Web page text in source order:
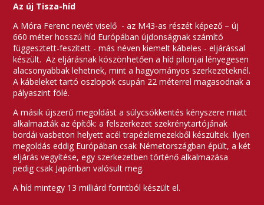
Az új Tisza-híd
A Móra Ferenc nevét viselő - az M43-as részét képező – új
660 méter hosszú híd Európában újdonságnak számító
függesztett-feszített - más néven kiemelt kábeles - eljárással
készült. Az eljárásnak köszönhetően a híd pilonjai lényegesen
alacsonyabbak lehetnek, mint a hagyományos szerkezeteknél.
A kábeleket tartó oszlopok csupán 22 méterrel magasodnak a
pályaszint fölé.
A másik újszerű megoldást a súlycsökkentés kényszere miatt
alkalmazták az építők: a felszerkezet szekrénytartójának
bordái vasbeton helyett acél trapézlemezekből készültek. Ilyen
megoldás eddig Európában csak Németországban épült, a két
eljárás vegyítése, egy szerkezetben történő alkalmazása
pedig csak Japánban valósult meg.
A híd mintegy 13 milliárd forintból készült el.